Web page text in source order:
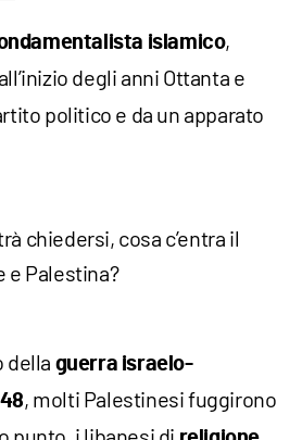
islamico,
degli anni Ottanta e
politico e da un apparato
chiedersi, cosa c’entra il
e Palestina?
della guerra israelo-
, molti Palestinesi fuggirono